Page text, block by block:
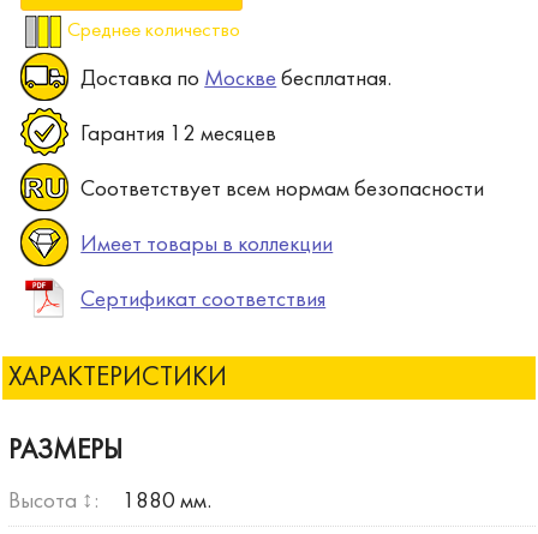
Среднее количество
Доставка по Москве бесплатная.
Гарантия 12 месяцев
Соответствует всем нормам безопасности
Имеет товары в коллекции
Сертификат соответствия
ХАРАКТЕРИСТИКИ
РАЗМЕРЫ
Высота ↕: 1880 мм.